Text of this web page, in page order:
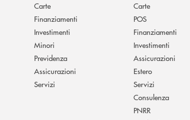
Carte
Finanziamenti
Investimenti
Minori
Previdenza
Assicurazioni
Servizi
Carte
POS
Finanziamenti
Investimenti
Assicurazioni
Estero
Servizi
Consulenza
PNRR